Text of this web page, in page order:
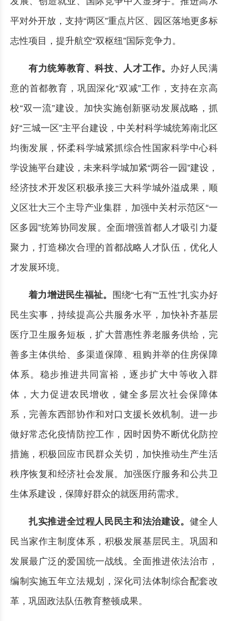
平对外开放，支持“两区”重点片区、园区落地更多标
志性项目，提升航空“双枢纽”国际竞争力。
有力统筹教育、科技、人才工作。 办好人民满
意的首都教育，巩固深化“双减”工作，支持在京高
校“双一流”建设。加快实施创新驱动发展战略，抓
好“三城一区”主平台建设，中关村科学城统筹南北区
均衡发展，怀柔科学城紧抓综合性国家科学中心科
学设施平台建设，未来科学城加紧“两谷一园”建设，
经济技术开发区积极承接三大科学城外溢成果，顺
义区壮大三个主导产业集群，加强中关村示范区“一
区多园”统筹协同发展。全面增强首都人才吸引力凝
聚力，打造梯次合理的首都战略人才队伍，优化人
才发展环境。
着力增进民生福祉。
围绕“七有”“五性”扎实办好
民生实事，持续提高公共服务水平，加快补齐基层
医疗卫生服务短板，扩大普惠性养老服务供给，完
善多主体供给、多渠道保障、租购并举的住房保障
体系。稳步推进共同富裕，逐步扩大中等收入群
体，大力促进农民增收，健全多层次社会保障体
系，完善东西部协作和对口支援长效机制。进一步
做好常态化疫情防控工作，因时因势不断优化防控
措施，积极回应市民群众关切，加快推动生产生活
秩序恢复和经济社会发展。加强医疗服务和公共卫
生体系建设，保障好群众的就医用药需求。
扎实推进全过程人民民主和法治建设。 健全人
民当家作主制度体系，积极发展基层民主。巩固和
发展最广泛的爱国统一战线。全面推进依法治市，
编制实施五年立法规划，深化司法体制综合配套改
革，巩固政法队伍教育整顿成果。